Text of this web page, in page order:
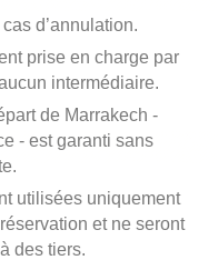
d’annulation.
prise en charge par
intermédiaire.
de Marrakech -
- est garanti sans
utilisées uniquement
et ne seront
des tiers.